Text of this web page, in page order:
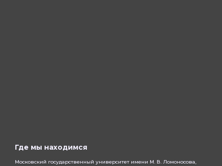
Где мы находимся
Московский государственный университет имени М. В. Ломоносова,